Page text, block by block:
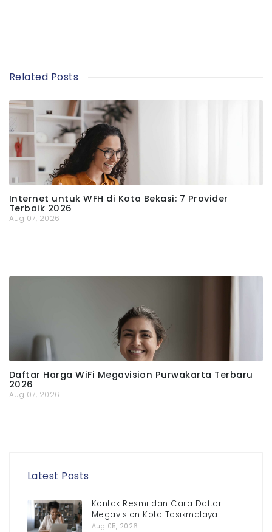
Related Posts
Internet untuk WFH di Kota Bekasi: 7 Provider
Terbaik 2026
Aug 07, 2026
Daftar Harga WiFi Megavision Purwakarta Terbaru
2026
Aug 07, 2026
Latest Posts
Kontak Resmi dan Cara Daftar
Megavision Kota Tasikmalaya
Aug 05, 2026